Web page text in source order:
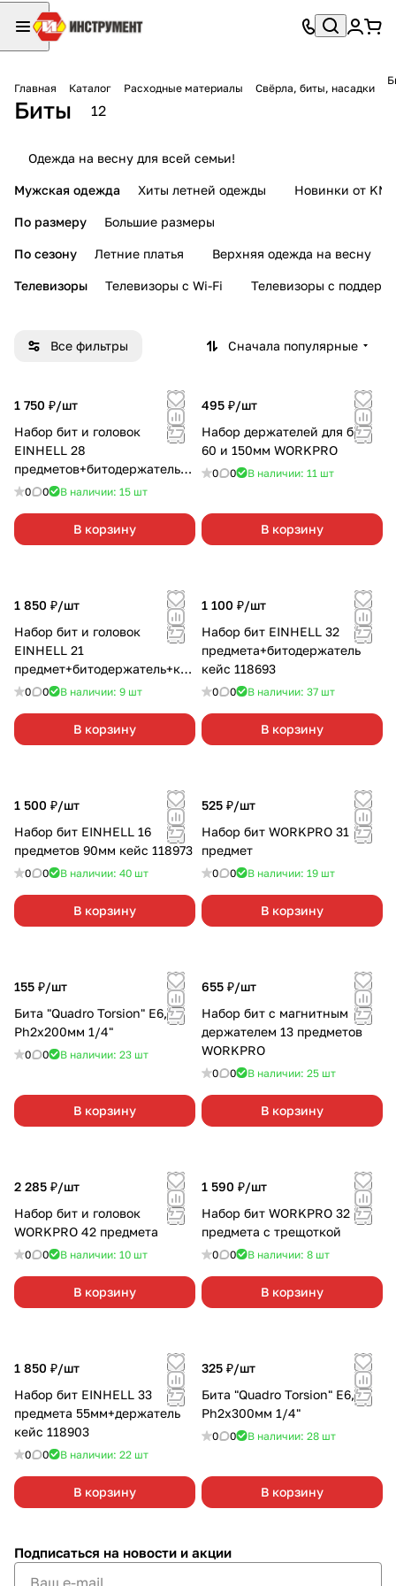
Главная Каталог Расходные материалы Свёрла, биты, насадки
Биты 12
Одежда на весну для всей семьи!
Мужская одежда Хиты летней одежды Новинки от KMI
По размеру Большие размеры
По сезону Летние платья Верхняя одежда на весну
Телевизоры Телевизоры с Wi-Fi Телевизоры с
Все фильтры Сначала популярные
1 750 ₽/шт
Набор бит и головок
EINHELL 28
предметов+битодержатель
ударопрочные КЕЙС 108703
0 0 В наличии: 15 шт
В корзину
495 ₽/шт
Набор держателей для бит
60 и 150мм WORKPRO
0 0 В наличии: 11 шт
В корзину
1 850 ₽/шт
Набор бит и головок
EINHELL 21
предмет+битодержатель+кл
юч реверсивный КЕЙС
0 0 В наличии: 9 шт
В корзину
1 100 ₽/шт
Набор бит EINHELL 32
предмета+битодержатель
кейс 118693
0 0 В наличии: 37 шт
В корзину
1 500 ₽/шт
Набор бит EINHELL 16
предметов 90мм кейс 118973
0 0 В наличии: 40 шт
В корзину
525 ₽/шт
Набор бит WORKPRO 31
предмет
0 0 В наличии: 19 шт
В корзину
155 ₽/шт
Бита "Quadro Torsion" Е6,3
Ph2х200мм 1/4"
0 0 В наличии: 23 шт
В корзину
655 ₽/шт
Набор бит с магнитным
держателем 13 предметов
WORKPRO
0 0 В наличии: 25 шт
В корзину
2 285 ₽/шт
Набор бит и головок
WORKPRO 42 предмета
0 0 В наличии: 10 шт
В корзину
1 590 ₽/шт
Набор бит WORKPRO 32
предмета с трещоткой
0 0 В наличии: 8 шт
В корзину
1 850 ₽/шт
Набор бит EINHELL 33
предмета 55мм+держатель
кейс 118903
0 0 В наличии: 22 шт
В корзину
325 ₽/шт
Бита "Quadro Torsion" Е6,3
Ph2х300мм 1/4"
0 0 В наличии: 28 шт
В корзину
Подписаться на новости и акции